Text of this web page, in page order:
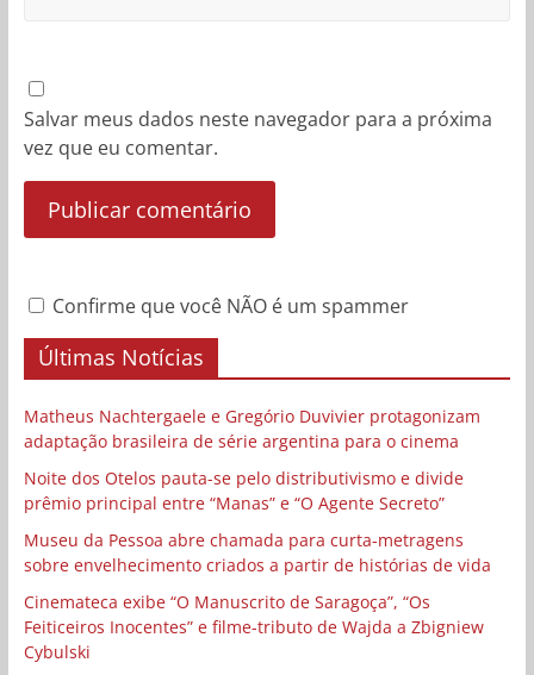
Salvar meus dados neste navegador para a próxima
vez que eu comentar.
Confirme que você NÃO é um spammer
Últimas Notícias
Matheus Nachtergaele e Gregório Duvivier protagonizam
adaptação brasileira de série argentina para o cinema
Noite dos Otelos pauta-se pelo distributivismo e divide
prêmio principal entre “Manas” e “O Agente Secreto”
Museu da Pessoa abre chamada para curta-metragens
sobre envelhecimento criados a partir de histórias de vida
Cinemateca exibe “O Manuscrito de Saragoça”, “Os
Feiticeiros Inocentes” e filme-tributo de Wajda a Zbigniew
Cybulski